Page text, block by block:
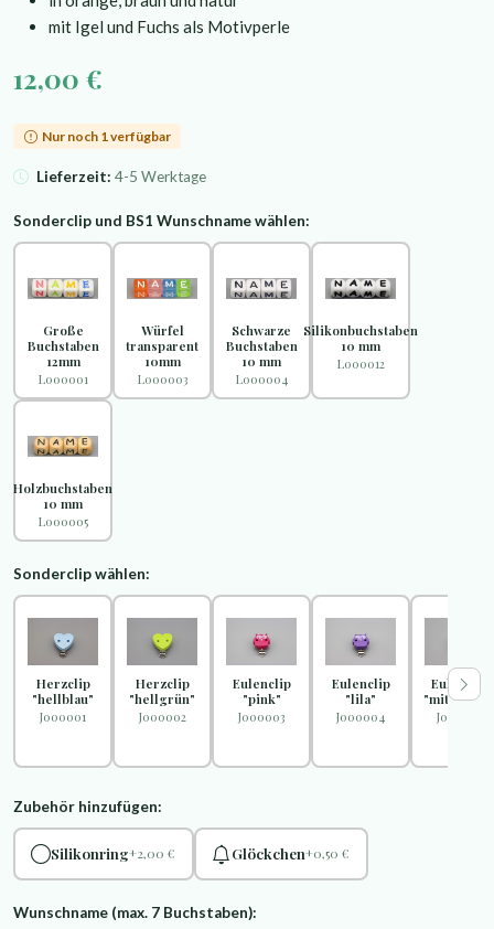
mit Igel und Fuchs als Motivperle
12,00 €
Nur noch 1 verfügbar
Lieferzeit: 4-5 Werktage
Sonderclip und BS1 Wunschname wählen:
Große
Buchstaben
12mm
L000001
Würfel
transparent
10mm
L000003
Schwarze
Buchstaben
10 mm
L000004
Silikonbuchstaben
10 mm
L000012
Holzbuchstaben
10 mm
L000005
Sonderclip wählen:
Herzclip
"hellblau"
J000001
Herzclip
"hellgrün"
J000002
Eulenclip
"pink"
J000003
Eulenclip
"lila"
J000004
Eulenclip
J000005
Zubehör hinzufügen:
Silikonring+2,00 € Glöckchen+0,50 €
Wunschname (max. 7 Buchstaben):